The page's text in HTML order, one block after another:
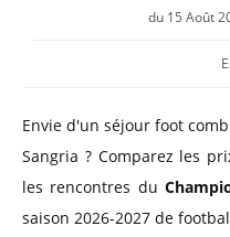
du 15 Août
Envie d'un séjour foot
Sangria ? Comparez les
les rencontres du
saison 2026-2027 de